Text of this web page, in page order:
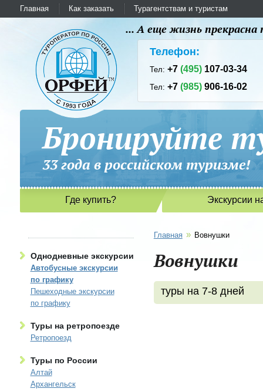
Главная Как заказать Турагентствам и туристам
... А еще жизнь
Телефон:
Тел:+7(495) 107-03-34
Тел:+7(985) 906-16-02
Бронируйте
33 года в российском
Где купить? Экскурсии
Однодневные экскурсии
Автобусные экскурсии
по графику
Пешеходные экскурсии
по графику
Туры на ретропоезде
Ретропоезд
Туры по России
Алтай
Архангельск
Главная » Вовнушки
Вовнушки
туры на 7-8 дней